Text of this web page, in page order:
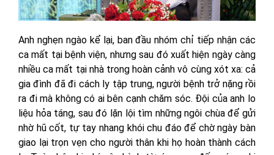
Anh nghẹn ngào kể lại, ban đầu nhóm chỉ tiếp nhận các
ca mất tại bệnh viện, nhưng sau đó xuất hiện ngày càng
nhiều ca mất tại nhà trong hoàn cảnh vô cùng xót xa: cả
gia đình đã đi cách ly tập trung, người bệnh trở nặng rồi
ra đi mà không có ai bên cạnh chăm sóc. Đội của anh lo
liệu hỏa táng, sau đó lặn lội tìm những ngôi chùa để gửi
nhờ hũ cốt, tự tay nhang khói chu đáo để chờ ngày bàn
giao lại trọn vẹn cho người thân khi họ hoàn thành cách